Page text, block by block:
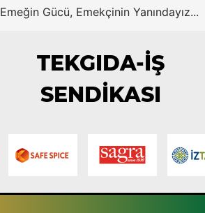
Emeğin Gücü, Emekçinin Yanındayız...
TEKGIDA-İŞ
SENDİKASI